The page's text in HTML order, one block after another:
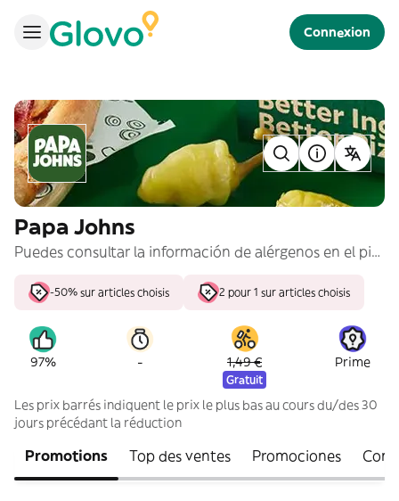
Connexion
Papa Johns
Puedes consultar la información de alérgenos en el pie de página
-50% sur articles choisis 2 pour 1 sur articles choisis
97% - 1,49 €
Gratuit
Prime
Les prix barrés indiquent le prix le plus bas au cours du/des 30
jours précédant la réduction
Promotions Top des ventes Promociones